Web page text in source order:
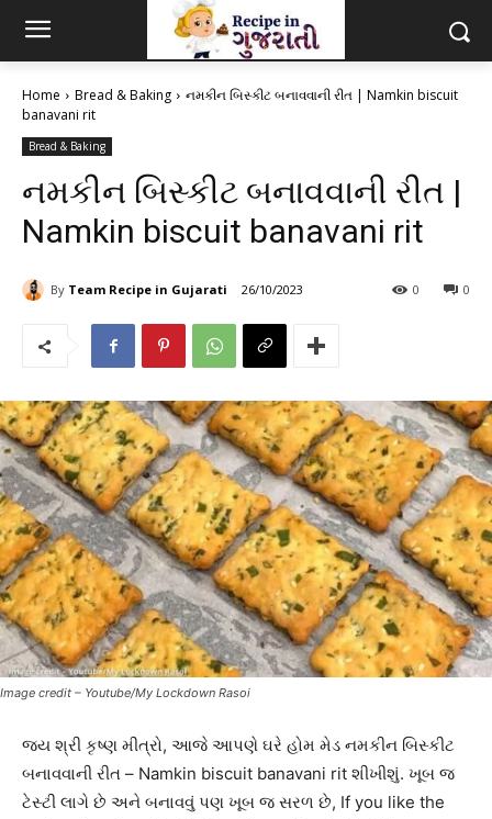
Home Bread & Baking
નમકીન બિસ્કીટ બનાવવાની રીત | Namkin biscuit
banavani rit
Bread & Baking
નમકીન બિસ્કીટ બનાવવાની રીત |
Namkin biscuit banavani rit
By Team Recipe in Gujarati 26/10/2023 0
0
Image credit – Youtube/My Lockdown Rasoi
જય શ્રી કૃષ્ણ મીત્રો, આજે આપણે ઘરે હોમ મેડ નમકીન બિસ્કીટ
બનાવવાની રીત – Namkin biscuit banavani rit શીખીશું. ખૂબ જ
ટેસ્ટી લાગે છે અને બનાવવું પણ ખૂબ જ સરળ છે, If you like the